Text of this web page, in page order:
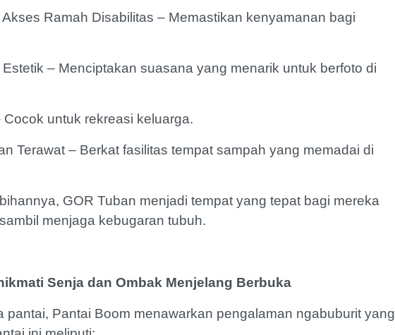
Ramah Disabilitas – Memastikan kenyamanan bagi
– Menciptakan suasana yang menarik untuk berfoto di
untuk rekreasi keluarga.
Terawat – Berkat fasilitas tempat sampah yang memadai di
GOR Tuban menjadi tempat yang tepat bagi mereka
menjaga kebugaran tubuh.
Senja dan Ombak Menjelang Berbuka
pantai, Pantai Boom menawarkan pengalaman ngabuburit yang